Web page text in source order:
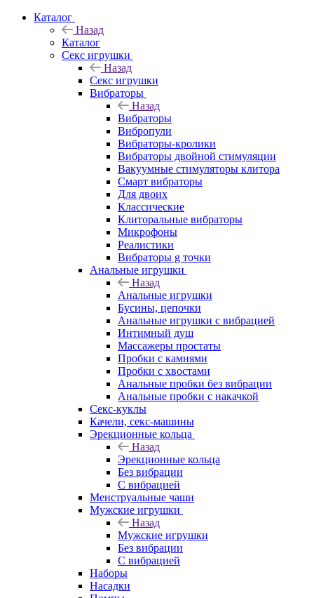
Каталог
Назад
Каталог
Секс игрушки
Назад
Секс игрушки
Вибраторы
Назад
Вибраторы
Вибропули
Вибраторы-кролики
Вибраторы двойной стимуляции
Вакуумные стимуляторы клитора
Смарт вибраторы
Для двоих
Классические
Клиторальные вибраторы
Микрофоны
Реалистики
Вибраторы g точки
Анальные игрушки
Назад
Анальные игрушки
Бусины, цепочки
Анальные игрушки с вибрацией
Интимный душ
Массажеры простаты
Пробки с камнями
Пробки с хвостами
Анальные пробки без вибрации
Анальные пробки с накачкой
Секс-куклы
Качели, секс-машины
Эрекционные кольца
Назад
Эрекционные кольца
Без вибрации
С вибрацией
Менструальные чаши
Мужские игрушки
Назад
Мужские игрушки
Без вибрации
С вибрацией
Наборы
Насадки